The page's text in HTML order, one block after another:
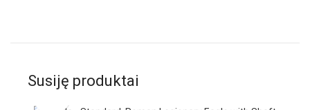
Susiję produktai